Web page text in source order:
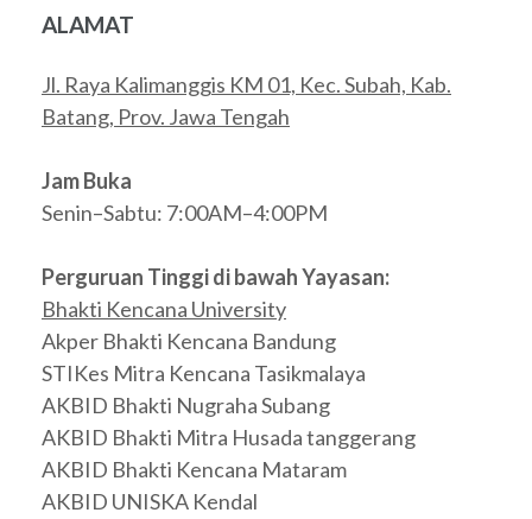
ALAMAT
Jl. Raya Kalimanggis KM 01, Kec. Subah, Kab.
Batang, Prov. Jawa Tengah
Jam Buka
Senin–Sabtu: 7:00AM–4:00PM
Perguruan Tinggi di bawah Yayasan:
Bhakti Kencana University
Akper Bhakti Kencana Bandung
STIKes Mitra Kencana Tasikmalaya
AKBID Bhakti Nugraha Subang
AKBID Bhakti Mitra Husada tanggerang
AKBID Bhakti Kencana Mataram
AKBID UNISKA Kendal